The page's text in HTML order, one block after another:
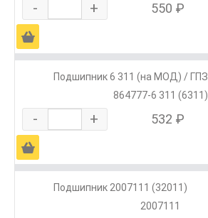
- + 550 ₽
Ä
Подшипник 6 311 (на МОД) / ГПЗ
864777-6 311 (6311)
- + 532 ₽
Ä
Подшипник 2007111 (32011)
2007111